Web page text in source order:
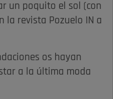
un poquito el sol (con
la revista Pozuelo IN a
os hayan
a la última moda